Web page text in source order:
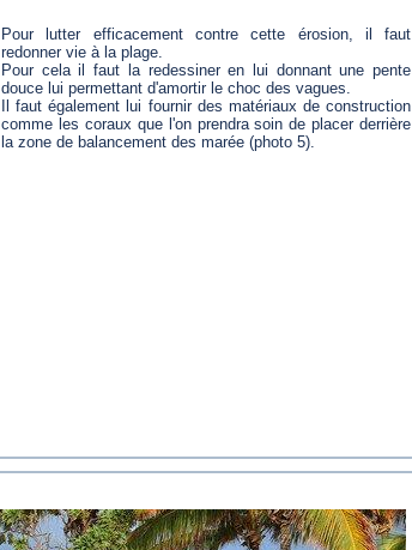
Pour lutter efficacement contre cette érosion, il faut
redonner vie à la plage.
Pour cela il faut la redessiner en lui donnant une pente
douce lui permettant d'amortir le choc des vagues.
Il faut également lui fournir des matériaux de construction
comme les coraux que l'on prendra soin de placer derrière
la zone de balancement des marée (photo 5).